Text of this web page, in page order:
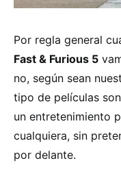
Por regla general
Fast & Furious 5
no, según sean
tipo de películas
un entretenimiento
cualquiera, sin
por delante.